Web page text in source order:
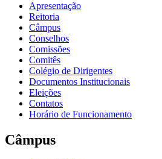
Apresentação
Reitoria
Câmpus
Conselhos
Comissões
Comitês
Colégio de Dirigentes
Documentos Institucionais
Eleições
Contatos
Horário de Funcionamento
Câmpus